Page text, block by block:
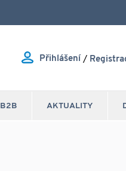
Přihlášení /
AKTUALITY
B2B